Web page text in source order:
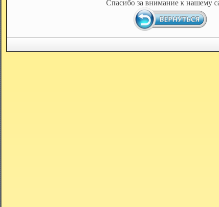
Спасибо за внимание к нашему